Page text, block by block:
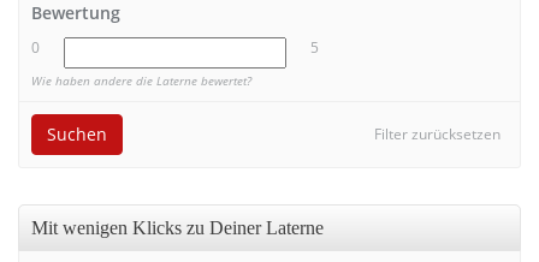
Bewertung
0 5
Wie haben andere die Laterne bewertet?
Filter zurücksetzen
Suchen
Mit wenigen Klicks zu Deiner Laterne